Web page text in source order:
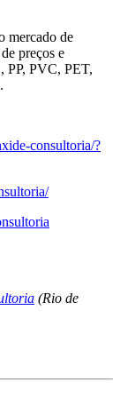
mercado de
preços e
PP, PVC, PET,
consultoria/?
(Rio de